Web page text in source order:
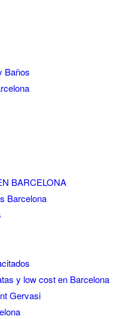
Baños
BARCELONA
Barcelona
y low cost en Barcelona
Gervasi